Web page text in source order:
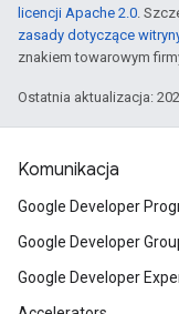
licencji Apache 2.0.
zasady dotyczące
znakiem towarowym
Ostatnia aktualizacja:
Komunikacja
Google Developer
Google Developer
Google Developer